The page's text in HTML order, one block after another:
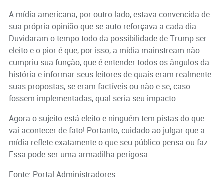
A mídia americana, por outro lado, estava convencida de
sua própria opinião que se auto reforçava a cada dia.
Duvidaram o tempo todo da possibilidade de Trump ser
eleito e o pior é que, por isso, a mídia mainstream não
cumpriu sua função, que é entender todos os ângulos da
história e informar seus leitores de quais eram realmente
suas propostas, se eram factíveis ou não e se, caso
fossem implementadas, qual seria seu impacto.
Agora o sujeito está eleito e ninguém tem pistas do que
vai acontecer de fato! Portanto, cuidado ao julgar que a
mídia reflete exatamente o que seu público pensa ou faz.
Essa pode ser uma armadilha perigosa.
Fonte: Portal Administradores